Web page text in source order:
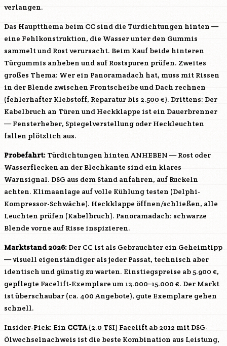
verlangen.
Das Hauptthema beim CC sind die Türdichtungen hinten —
eine Fehlkonstruktion, die Wasser unter den Gummis
sammelt und Rost verursacht. Beim Kauf beide hinteren
Türgummis anheben und auf Rostspuren prüfen. Zweites
großes Thema: Wer ein Panoramadach hat, muss mit Rissen
in der Blende zwischen Frontscheibe und Dach rechnen
(fehlerhafter Klebstoff, Reparatur bis 2.500 €). Drittens: Der
Kabelbruch an Türen und Heckklappe ist ein Dauerbrenner
— Fensterheber, Spiegelverstellung oder Heckleuchten
fallen plötzlich aus.
Probefahrt: Türdichtungen hinten ANHEBEN — Rost oder
Wasserflecken an der Blechkante sind ein klares
Warnsignal. DSG aus dem Stand anfahren, auf Ruckeln
achten. Klimaanlage auf volle Kühlung testen (Delphi-
Kompressor-Schwäche). Heckklappe öffnen/schließen, alle
Leuchten prüfen (Kabelbruch). Panoramadach: schwarze
Blende vorne auf Risse inspizieren.
Marktstand 2026: Der CC ist als Gebrauchter ein Geheimtipp
— visuell eigenständiger als jeder Passat, technisch aber
identisch und günstig zu warten. Einstiegspreise ab 5.900 €,
gepflegte Facelift-Exemplare um 12.000–15.000 €. Der Markt
ist überschaubar (ca. 400 Angebote), gute Exemplare gehen
schnell.
Insider-Pick: Ein CCTA(2.0 TSI) Facelift ab 2012 mit DSG-
Ölwechselnachweis ist die beste Kombination aus Leistung,